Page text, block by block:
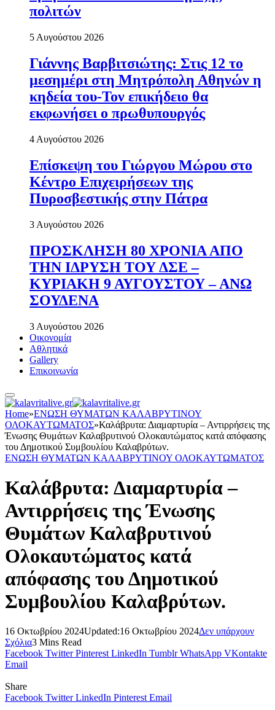
πολιτών
5 Αυγούστου 2026
Γιάννης Βαρβιτσιώτης: Στις 12 το
μεσημέρι στη Μητρόπολη Αθηνών η
κηδεία του-Τον επικήδειο θα
εκφωνήσει ο πρωθυπουργός
4 Αυγούστου 2026
Επίσκεψη του Γιώργου Μώρου στο
Κέντρο Επιχειρήσεων της
Πυροσβεστικής στην Πάτρα
3 Αυγούστου 2026
ΠΡΟΣΚΛΗΣΗ 80 ΧΡΟΝΙΑ ΑΠΟ
ΤΗΝ ΙΔΡΥΣΗ ΤΟΥ ΔΣΕ –
ΚΥΡΙΑΚΗ 9 ΑΥΓΟΥΣΤΟΥ – ΑΝΩ
ΣΟΥΔΕΝΑ
3 Αυγούστου 2026
Οικονομία
Αθλητικά
Gallery
Επικοινωνία
Home»ΕΝΩΣΗ ΘΥΜΑΤΩΝ ΚΑΛΑΒΡΥΤΙΝΟΥ
ΟΛΟΚΑΥΤΩΜΑΤΟΣ»Καλάβρυτα: Διαμαρτυρία – Αντιρρήσεις της
Ένωσης Θυμάτων Καλαβρυτινού Ολοκαυτώματος κατά απόφασης
του Δημοτικού Συμβουλίου Καλαβρύτων.
ΕΝΩΣΗ ΘΥΜΑΤΩΝ ΚΑΛΑΒΡΥΤΙΝΟΥ ΟΛΟΚΑΥΤΩΜΑΤΟΣ
Καλάβρυτα: Διαμαρτυρία –
Αντιρρήσεις της Ένωσης
Θυμάτων Καλαβρυτινού
Ολοκαυτώματος κατά
απόφασης του Δημοτικού
Συμβουλίου Καλαβρύτων.
16 Οκτωβρίου 2024Updated:16 Οκτωβρίου 2024Δεν υπάρχουν
Σχόλια3 Mins Read
Facebook Twitter Pinterest LinkedIn Tumblr WhatsApp VKontakte
Email
Share
Facebook Twitter LinkedIn Pinterest Email